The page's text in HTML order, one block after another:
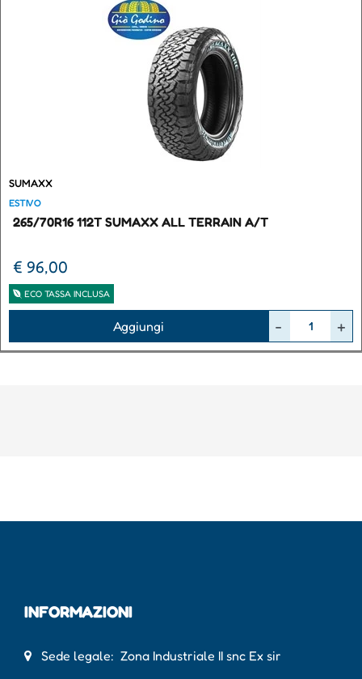
SUMAXX
ESTIVO
265/70R16 112T SUMAXX ALL TERRAIN A/T
€ 96,00
ECO TASSA INCLUSA
Aggiungi
INFORMAZIONI
Sede legale: Zona Industriale II snc Ex sir